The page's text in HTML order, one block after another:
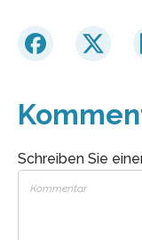
Schreiben Sie